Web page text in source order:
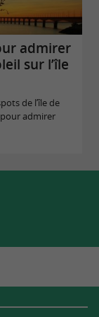
admirer
sur l’île
de l’île de
admirer